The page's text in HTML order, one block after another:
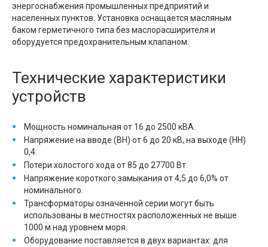
энергоснабжения промышленных предприятий и
населенных пунктов. Установка оснащается масляным
баком герметичного типа без маслорасширителя и
оборудуется предохранительным клапаном.
Технические характеристики
устройств
Мощность номинальная от 16 до 2500 кВА.
Напряжение на вводе (ВН) от 6 до 20 кВ, на выходе (НН)
0,4.
Потери холостого хода от 85 до 27700 Вт.
Напряжение короткого замыкания от 4,5 до 6,0% от
номинального.
Трансформаторы означенной серии могут быть
использованы в местностях расположенных не выше
1000 м над уровнем моря.
Оборудование поставляется в двух вариантах: для